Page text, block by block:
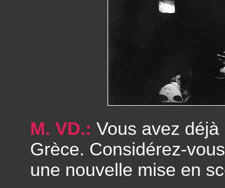
M. VD.: Vous avez
Grèce. Considérez-
une nouvelle mise en